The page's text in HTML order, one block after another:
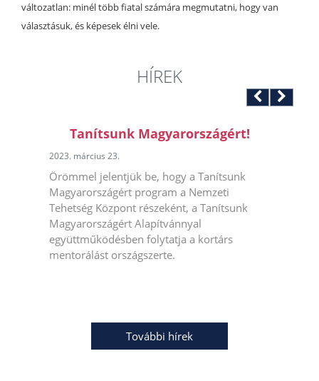
változatlan: minél több fiatal számára megmutatni, hogy van
választásuk, és képesek élni vele.
HÍREK
Tanítsunk Magyarországért!
2023. március 23.
Örömmel jelentjük be, hogy a Tanítsunk
Magyarországért program a Nemzeti
Tehetség Központ részeként, a Tanítsunk
Magyarországért Alapítvánnyal
együttműködésben folytatja a kortárs
mentorálást országszerte.
További hírek